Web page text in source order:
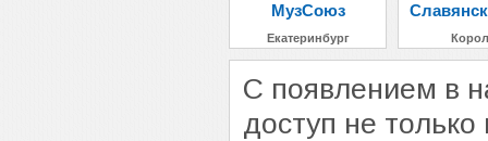
МузСоюз
Екатеринбург
С появлением в
доступ не